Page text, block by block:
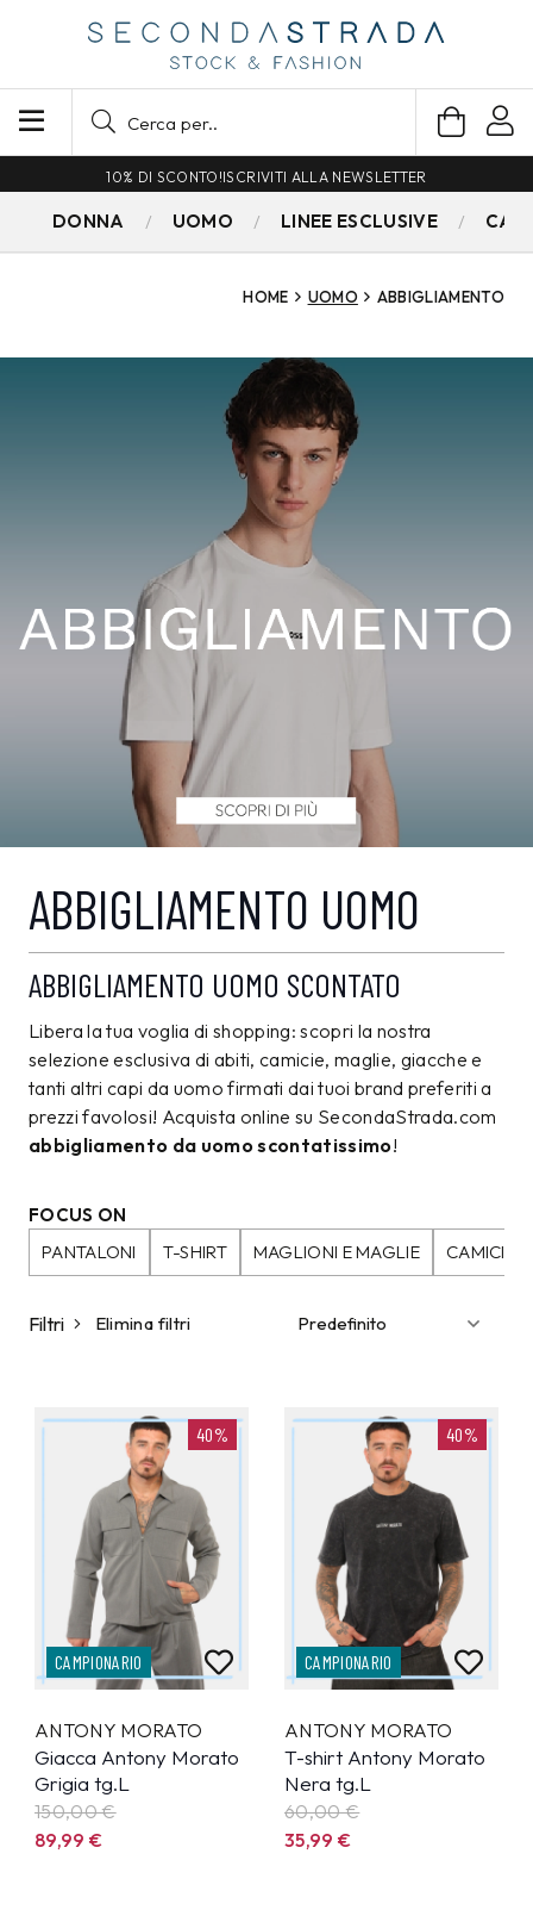
SPEDIZIONE GRATUITA PER ORDINI SUPERIORI A 79€
DONNA UOMO LINEE ESCLUSIVE
HOME UOMO ABBIGLIAMENTO
ABBIGLIAMENTO UOMO
ABBIGLIAMENTO UOMO SCONTATO
Libera la tua voglia di shopping: scopri la nostra
selezione esclusiva di abiti, camicie, maglie, giacche e
tanti altri capi da uomo firmati dai tuoi brand preferiti a
prezzi favolosi! Acquista online su SecondaStrada.com
abbigliamento da uomo scontatissimo!
FOCUS ON
PANTALONI
T-SHIRT MAGLIONI E MAGLIE CAMICIE
Filtri Elimina filtri
40%
CAMPIONARIO
ANTONY MORATO
Giacca Antony Morato
Grigia tg.L
150,00 €
89,99€
40%
CAMPIONARIO
ANTONY MORATO
T-shirt Antony Morato
Nera tg.L
60,00 €
35,99€